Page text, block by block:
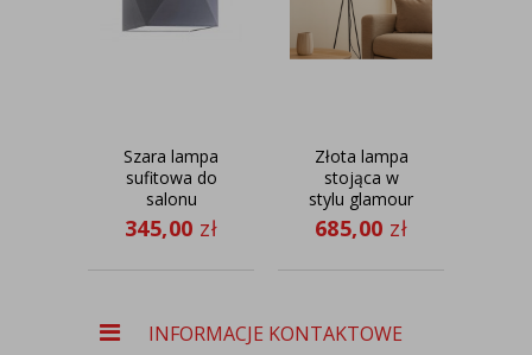
Szara lampa
sufitowa do
salonu
TACOMA w
stylu
345,00 zł
Złota lampa
stojąca w
stylu glamour
TOKIO
MIRROR
685,00 zł
INFORMACJE KONTAKTOWE